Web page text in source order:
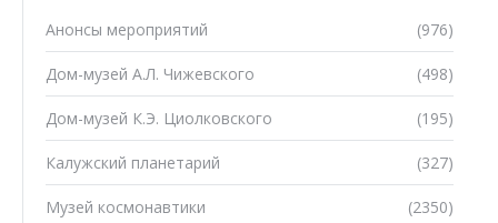
(976)
Анонсы мероприятий
(498)
Дом-музей А.Л. Чижевского
(195)
Дом-музей К.Э. Циолковского
(327)
Калужский планетарий
(2350)
Музей космонавтики